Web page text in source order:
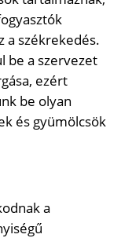
a székrekedés.
be a szervezet
ezért
be olyan
és gyümölcsök
a